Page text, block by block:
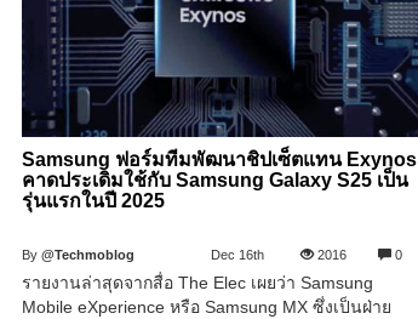
Samsung ฟอร์มทีมพัฒนาชิปเซ็ตแทน Exynos
คาดประเดิมใช้กับ Samsung Galaxy S25 เป็น
รุ่นแรกในปี 2025
By@Techmoblog Dec 16th 2016 0
รายงานล่าสุดจากสื่อ The Elec เผยว่า Samsung
Mobile eXperience หรือ Samsung MX ซึ่งเป็นฝ่าย